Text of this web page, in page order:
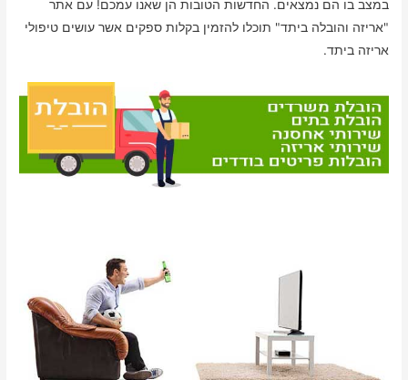
במצב בו הם נמצאים. החדשות הטובות הן שאנו עמכם! עם אתר
"אריזה והובלה ביתד" תוכלו להזמין בקלות ספקים אשר עושים טיפולי
אריזה ביתד.